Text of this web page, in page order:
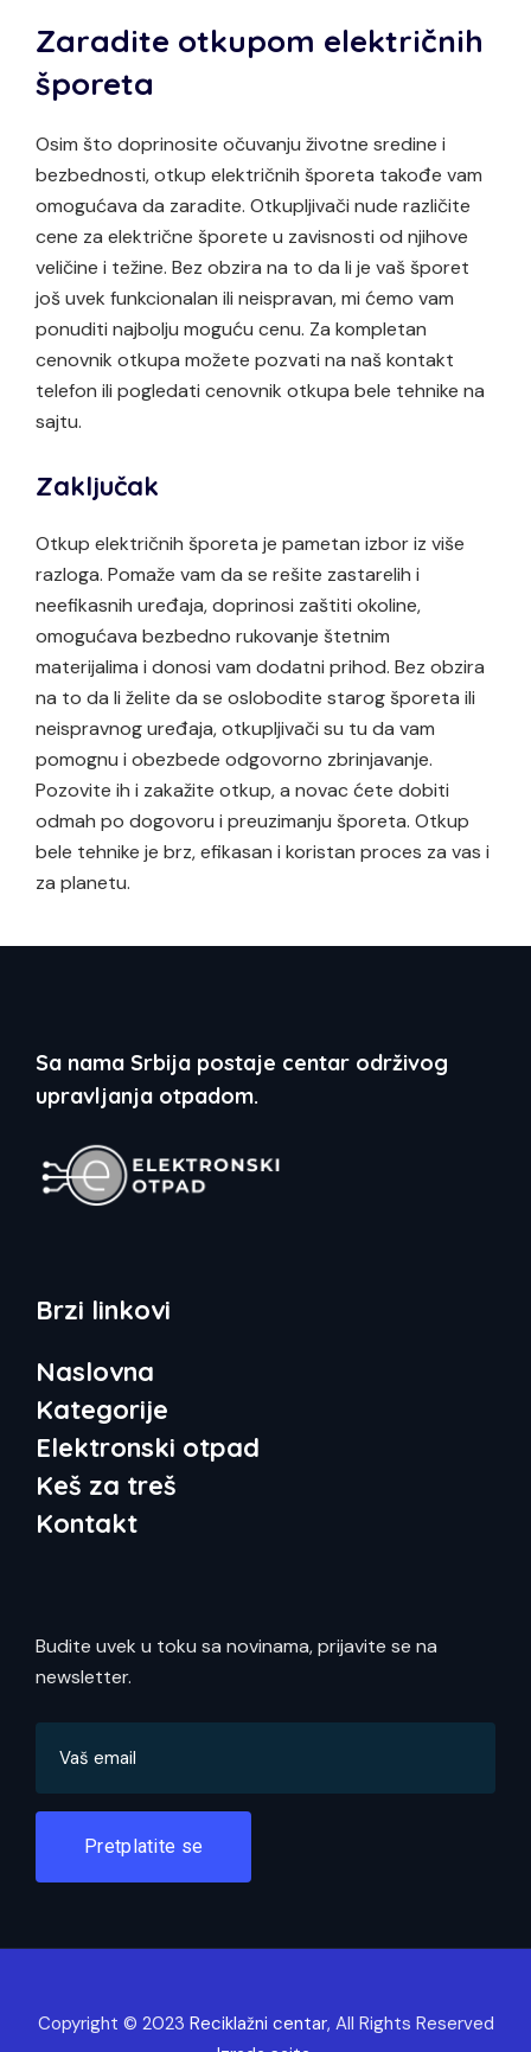
Zaradite otkupom električnih
šporeta
Osim što doprinosite očuvanju životne sredine i
bezbednosti, otkup električnih šporeta takođe vam
omogućava da zaradite. Otkupljivači nude različite
cene za električne šporete u zavisnosti od njihove
veličine i težine. Bez obzira na to da li je vaš šporet
još uvek funkcionalan ili neispravan, mi ćemo vam
ponuditi najbolju moguću cenu. Za kompletan
cenovnik otkupa možete pozvati na naš kontakt
telefon ili pogledati cenovnik otkupa bele tehnike na
sajtu.
Zaključak
Otkup električnih šporeta je pametan izbor iz više
razloga. Pomaže vam da se rešite zastarelih i
neefikasnih uređaja, doprinosi zaštiti okoline,
omogućava bezbedno rukovanje štetnim
materijalima i donosi vam dodatni prihod. Bez obzira
na to da li želite da se oslobodite starog šporeta ili
neispravnog uređaja, otkupljivači su tu da vam
pomognu i obezbede odgovorno zbrinjavanje.
Pozovite ih i zakažite otkup, a novac ćete dobiti
odmah po dogovoru i preuzimanju šporeta. Otkup
bele tehnike je brz, efikasan i koristan proces za vas i
za planetu.
Sa nama Srbija postaje centar održivog
upravljanja otpadom.
Brzi linkovi
Naslovna
Kategorije
Elektronski otpad
Keš za treš
Kontakt
Budite uvek u toku sa novinama, prijavite se na
newsletter.
Pretplatite se
Copyright © 2023 Reciklažni centar, All Rights Reserved